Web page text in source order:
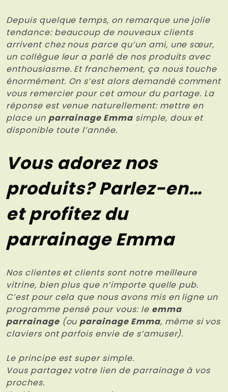
Depuis quelque temps, on remarque une jolie
tendance: beaucoup de nouveaux clients
arrivent chez nous parce qu’un ami, une sœur,
un collègue leur a parlé de nos produits avec
enthousiasme. Et franchement, ça nous touche
énormément. On s’est alors demandé comment
vous remercier pour cet amour du partage. La
réponse est venue naturellement: mettre en
place un parrainage Emma simple, doux et
disponible toute l’année.
Vous adorez nos
produits? Parlez-en…
et profitez du
parrainage Emma
Nos clientes et clients sont notre meilleure
vitrine, bien plus que n’importe quelle pub.
C’est pour cela que nous avons mis en ligne un
programme pensé pour vous: le emma
parrainage(ouparainage Emma, même si vos
claviers ont parfois envie de s’amuser).
Le principe est super simple.
Vous partagez votre lien de parrainage à vos
proches.